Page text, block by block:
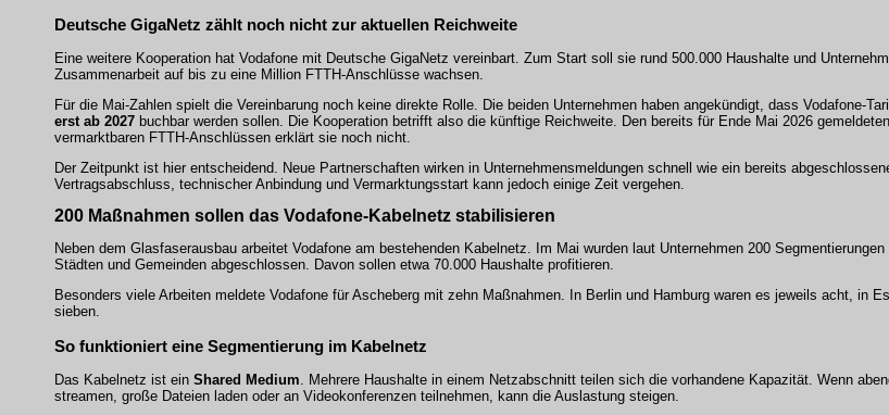
Deutsche GigaNetz zählt noch nicht zur aktuellen Reichweite
Eine weitere Kooperation hat Vodafone mit Deutsche GigaNetz vereinbart. Zum Start soll sie rund 500.000 Haushalte und
Zusammenarbeit auf bis zu eine Million FTTH-Anschlüsse wachsen.
Für die Mai-Zahlen spielt die Vereinbarung noch keine direkte Rolle. Die beiden Unternehmen haben angekündigt, dass Vodafone-
erst ab 2027 buchbar werden sollen. Die Kooperation betrifft also die künftige Reichweite. Den bereits für Ende Mai 2026
vermarktbaren FTTH-Anschlüssen erklärt sie noch nicht.
Der Zeitpunkt ist hier entscheidend. Neue Partnerschaften wirken in Unternehmensmeldungen schnell wie ein bereits
Vertragsabschluss, technischer Anbindung und Vermarktungsstart kann jedoch einige Zeit vergehen.
200 Maßnahmen sollen das Vodafone-Kabelnetz stabilisieren
Neben dem Glasfaserausbau arbeitet Vodafone am bestehenden Kabelnetz. Im Mai wurden laut Unternehmen 200
Städten und Gemeinden abgeschlossen. Davon sollen etwa 70.000 Haushalte profitieren.
Besonders viele Arbeiten meldete Vodafone für Ascheberg mit zehn Maßnahmen. In Berlin und Hamburg waren es jeweils acht, in
sieben.
So funktioniert eine Segmentierung im Kabelnetz
Das Kabelnetz ist ein Shared Medium . Mehrere Haushalte in einem Netzabschnitt teilen sich die vorhandene Kapazität. Wenn
streamen, große Dateien laden oder an Videokonferenzen teilnehmen, kann die Auslastung steigen.